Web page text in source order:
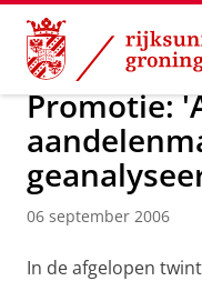
Skip
Content
Skip
Navigation
Over ons Actueel
Promotie:
06 september 2006
In de afgelopen